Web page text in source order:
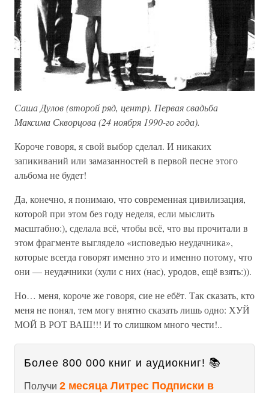
Саша Дулов (второй ряд, центр). Первая свадьба
Максима Скворцова (24 ноября 1990-го года).
Короче говоря, я свой выбор сделал. И никаких
запикиваний или замазанностей в первой песне этого
альбома не будет!
Да, конечно, я понимаю, что современная цивилизация,
которой при этом без году неделя, если мыслить
масштабно:), сделала всё, чтобы всё, что вы прочитали в
этом фрагменте выглядело «исповедью неудачника»,
которые всегда говорят именно это и именно потому, что
они — неудачники (хули с них (нас), уродов, ещё взять:)).
Но… меня, короче же говоря, сие не ебёт. Так сказать, кто
меня не понял, тем могу внятно сказать лишь одно: ХУЙ
МОЙ В РОТ ВАШ!!! И то слишком много чести!..
Более 800 000 книг и аудиокниг! 📚
Получи 2 месяца Литрес Подписки в